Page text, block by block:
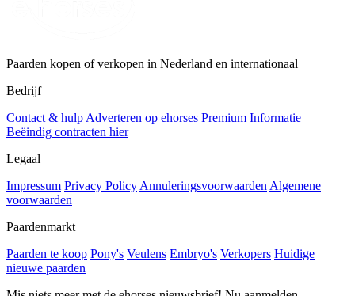
Paarden kopen of verkopen in Nederland en internationaal
Bedrijf
Contact & hulp Adverteren op ehorses Premium Informatie
Beëindig contracten hier
Legaal
Impressum Privacy Policy Annuleringsvoorwaarden Algemene
voorwaarden
Paardenmarkt
Paarden te koop Pony's Veulens Embryo's Verkopers Huidige
nieuwe paarden